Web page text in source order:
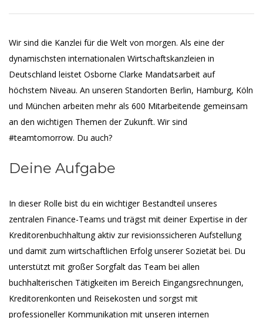
Wir sind die Kanzlei für die Welt von morgen. Als eine der
dynamischsten internationalen Wirtschaftskanzleien in
Deutschland leistet Osborne Clarke Mandatsarbeit auf
höchstem Niveau. An unseren Standorten Berlin, Hamburg, Köln
und München arbeiten mehr als 600 Mitarbeitende gemeinsam
an den wichtigen Themen der Zukunft. Wir sind
#teamtomorrow. Du auch?
Deine Aufgabe
In dieser Rolle bist du ein wichtiger Bestandteil unseres
zentralen Finance-Teams und trägst mit deiner Expertise in der
Kreditorenbuchhaltung aktiv zur revisionssicheren Aufstellung
und damit zum wirtschaftlichen Erfolg unserer Sozietät bei. Du
unterstützt mit großer Sorgfalt das Team bei allen
buchhalterischen Tätigkeiten im Bereich Eingangsrechnungen,
Kreditorenkonten und Reisekosten und sorgst mit
professioneller Kommunikation mit unseren internen